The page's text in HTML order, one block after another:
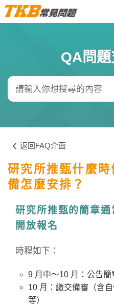
QA問
返回FAQ介面
研究所推甄什麼
備怎麼安排？
研究所推甄的簡章
開放報名
時程如下：
9 月中～10 月：公告簡
10 月：繳交備審（含
等）